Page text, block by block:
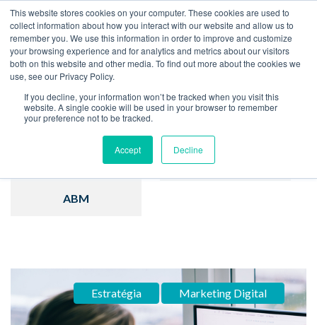
This website stores cookies on your computer. These cookies are used to
collect information about how you interact with our website and allow us to
remember you. We use this information in order to improve and customize
your browsing experience and for analytics and metrics about our visitors
both on this website and other media. To find out more about the cookies we
use, see our Privacy Policy.
If you decline, your information won’t be tracked when you visit this
website. A single cookie will be used in your browser to remember
your preference not to be tracked.
Accept Decline
Home Blog
Inbound Marketing
Estratégia Vendas
ABM
Estratégia Marketing Digital